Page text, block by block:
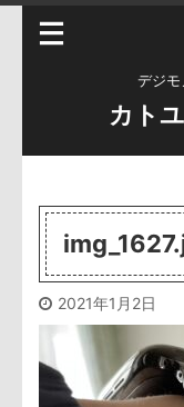
デジ
カト
2021年1月2日